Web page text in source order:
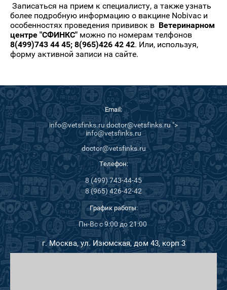
Записаться на прием к специалисту, а также узнать
более подробную информацию о вакцине Nobivac и
особенностях проведения прививок в Ветеринарном
центре "СФИНКС" можно по номерам телфонов
8(499)743 44 45; 8(965)426 42 42. Или, используя,
форму активной записи на сайте.
Email:
info@vetsfinks.ru doctor@vetsfinks.ru ">
info@vetsfinks.ru
doctor@vetsfinks.ru
Телефон:
8 (499) 743-44-45
8 (965) 426-42-42
График работы:
Пн-Вс с 9:00 до 21:00
г. Москва, ул. Изюмская, дом 43, корп 3